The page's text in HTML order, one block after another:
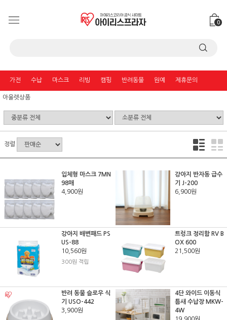
0
가전 수납 마스크 리빙 캠핑 반려동물 원예 제휴문의
아울렛상품
정렬
입체형 마스크 7MN
98매
4,900원
강아지 반자동 급수
기 J-200
6,900원
강아지 배변패드 PS
US-88
10,560원
300원 적립
트렁크 정리함 RV B
OX 600
21,500원
반려 동물 슬로우 식
기 USO-442
3,900원
4단 와이드 이동식
틈새 수납장 MKW-
4W